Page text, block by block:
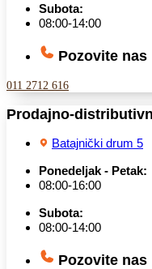
Subota:
08:00-14:00
Pozovite nas
011 2712 616
Prodajno-
Batajnički drum 5
Ponedeljak - Petak:
08:00-16:00
Subota:
08:00-14:00
Pozovite nas